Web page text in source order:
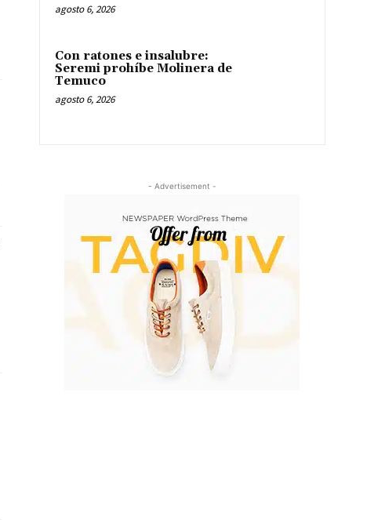
agosto 6, 2026
Con ratones e insalubre:
Seremi prohíbe Molinera de
Temuco
agosto 6, 2026
- Advertisement -